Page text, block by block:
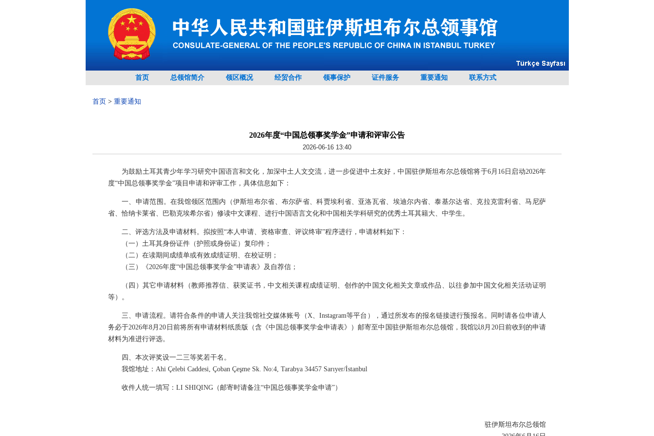
首页 总领馆简介 领区概况 经贸合作 领事保护 证件服务 重要通知 联系方式
首页 > 重要通知
2026年度“中国总领事奖学金”申请和评审公告
2026-06-16 13:40
为鼓励土耳其青少年学习研究中国语言和文化，加深中土人文交流，进一步促进中土友好，中国驻伊斯坦布尔总领馆将于6月16日启动2026年
度“中国总领事奖学金”项目申请和评审工作，具体信息如下：
一、申请范围。在我馆领区范围内（伊斯坦布尔省、布尔萨省、科贾埃利省、亚洛瓦省、埃迪尔内省、泰基尔达省、克拉克雷利省、马尼萨
省、恰纳卡莱省、巴勒克埃希尔省）修读中文课程、进行中国语言文化和中国相关学科研究的优秀土耳其籍大、中学生。
二、评选方法及申请材料。拟按照“本人申请、资格审查、评议终审”程序进行，申请材料如下：
（一）土耳其身份证件（护照或身份证）复印件；
（二）在读期间成绩单或有效成绩证明、在校证明；
（三）《2026年度“中国总领事奖学金”申请表》及自荐信；
（四）其它申请材料（教师推荐信、获奖证书，中文相关课程成绩证明、创作的中国文化相关文章或作品、以往参加中国文化相关活动证明
等）。
三、申请流程。请符合条件的申请人关注我馆社交媒体账号（X、Instagram等平台），通过所发布的报名链接进行预报名。同时请各位申请人
务必于2026年8月20日前将所有申请材料纸质版（含《中国总领事奖学金申请表》）邮寄至中国驻伊斯坦布尔总领馆，我馆以8月20日前收到的申请
材料为准进行评选。
四、本次评奖设一二三等奖若干名。
我馆地址：Ahi Çelebi Caddesi, Çoban Çeşme Sk. No:4, Tarabya 34457 Sarıyer/İstanbul
收件人统一填写：LI SHIQING（邮寄时请备注“中国总领事奖学金申请”）
驻伊斯坦布尔总领馆